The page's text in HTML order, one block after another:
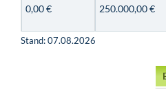
0,00 €
250.000,00 €
Stand: 07.08.2026